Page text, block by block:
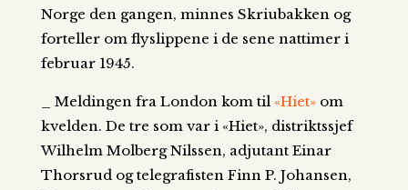
Norge den gangen, minnes Skriubakken og
forteller om flyslippene i de sene nattimer i
februar 1945.
_ Meldingen fra London kom til «Hiet»om
kvelden. De tre som var i «Hiet», distriktssjef
Wilhelm Molberg Nilssen, adjutant Einar
Thorsrud og telegrafisten Finn P. Johansen,